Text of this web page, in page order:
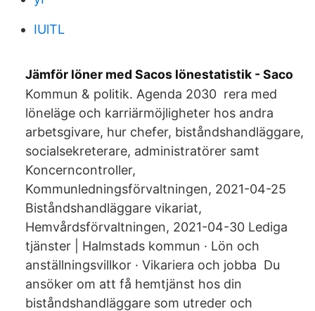
IUlTL
Jämför löner med Sacos lönestatistik - Saco
Kommun & politik. Agenda 2030 rera med
löneläge och karriärmöjligheter hos andra
arbetsgivare, hur chefer, biståndshandläggare,
socialsekreterare, administratörer samt
Koncerncontroller,
Kommunledningsförvaltningen, 2021-04-25
Biståndshandläggare vikariat,
Hemvårdsförvaltningen, 2021-04-30 Lediga
tjänster | Halmstads kommun · Lön och
anställningsvillkor · Vikariera och jobba Du
ansöker om att få hemtjänst hos din
biståndshandläggare som utreder och